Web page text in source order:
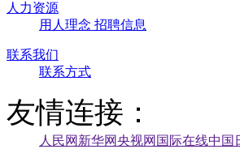
人力资源
用人理念 招聘信息
联系我们
联系方式
友情连接：
人民网 新华网央视网 国际在线中国